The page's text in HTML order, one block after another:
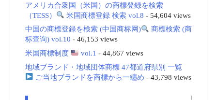
アメリカ合衆国（米国）の商標登録を検索
（TESS）
米国商標登録 検索 vol.8 - 54,604 views
中国の商標登録を検索 (中国商标网)
商標検索 (商
标查询) vol.10 - 46,153 views
米国商標制度
vol.1 - 44,867 views
地域ブランド・地域団体商標 47都道府県別 一覧
ご当地ブランドを商標から一纏め - 43,798 views